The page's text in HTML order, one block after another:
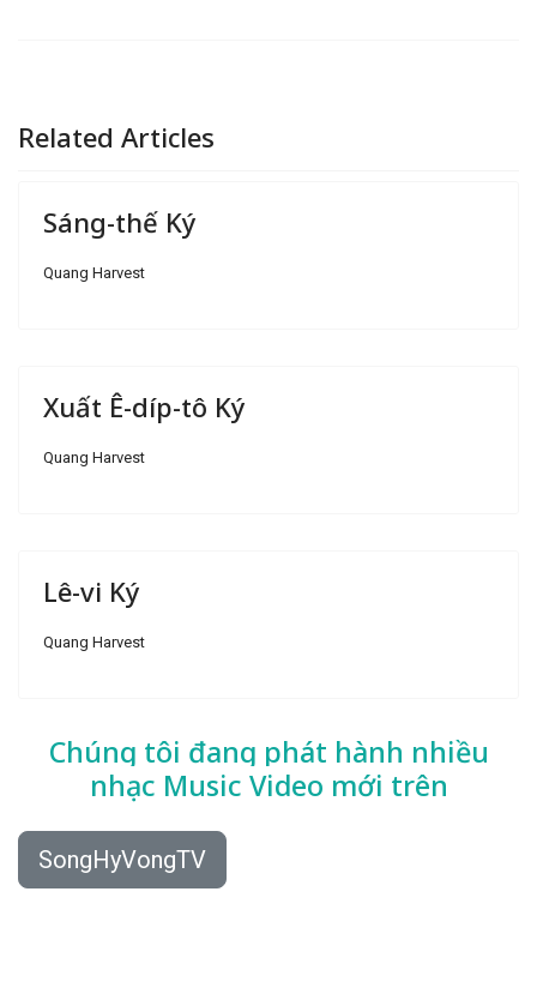
Related Articles
Sáng-thế Ký
Quang Harvest
Xuất Ê-díp-tô Ký
Quang Harvest
Lê-vi Ký
Quang Harvest
Chúng tôi đang phát hành nhiều
nhạc Music Video mới trên
SongHyVongTV